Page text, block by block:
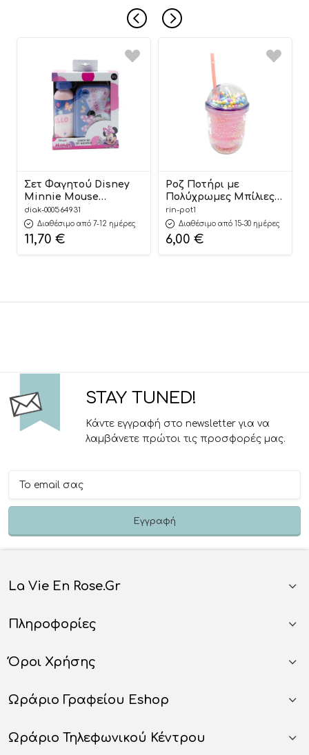
Σετ Φαγητού Disney
Minnie Mouse
Φαγητοδοχείο 800ml-
Παγούρι Ανοξείδωτο
500ml | Must
5205698741432
diak-000564931
Διαθέσιμο από 7-12 ημέρες
11,70 €
Ροζ Ποτήρι με
Πολύχρωμες Μπίλιες
30,5x10cm | ΠΟΤ1
Riniotis
rin-pot1
Διαθέσιμο από 15-30 ημέρες
6,00 €
STAY TUNED!
Κάντε εγγραφή στο newsletter για να
λαμβάνετε πρώτοι τις προσφορές μας.
La Vie En Rose.gr
Πληροφορίες
Όροι Χρήσης
Ωράριο Γραφείου Eshop
Ωράριο Τηλεφωνικού Κέντρου